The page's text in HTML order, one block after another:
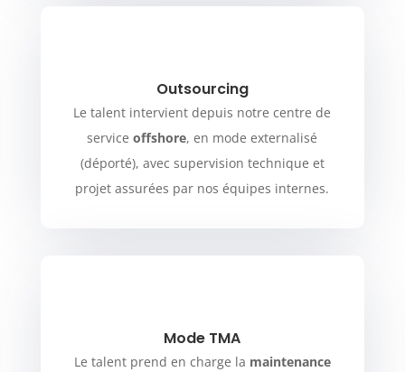
Outsourcing
Le talent intervient depuis notre centre de
serviceoffshore, en mode externalisé
(déporté), avec supervision technique et
projet assurées par nos équipes internes.
Mode TMA
Le talent prend en charge la maintenance